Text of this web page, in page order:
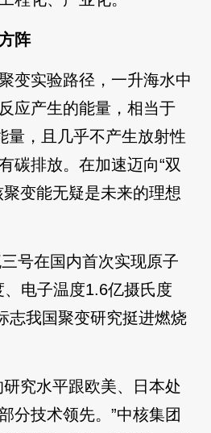
阵
变实验路径，一升海水中
应产生的能量，相当于
量，且几乎不产生放射性
碳排放。在加速迈向“双
变能无疑是未来的理想
号在国内首次实现原子
电子温度1.6亿摄氏度
志我国聚变研究挺进燃烧
究水平跟欧美、日本处
分技术领先。”中核集团